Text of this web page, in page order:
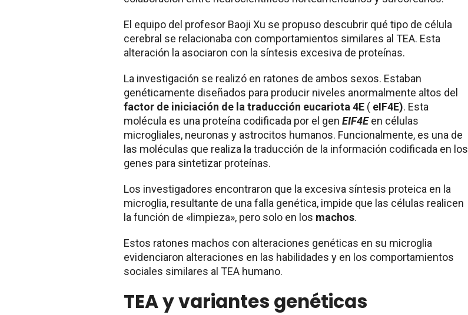
El equipo del profesor Baoji Xu se propuso descubrir qué tipo de célula
cerebral se relacionaba con comportamientos similares al TEA. Esta
alteración la asociaron con la síntesis excesiva de proteínas.
La investigación se realizó en ratones de ambos sexos. Estaban
genéticamente diseñados para producir niveles anormalmente altos del
factor de iniciación de la traducción eucariota 4E ( eIF4E). Esta
molécula es una proteína codificada por el gen EIF4Een células
microgliales, neuronas y astrocitos humanos. Funcionalmente, es una de
las moléculas que realiza la traducción de la información codificada en los
genes para sintetizar proteínas.
Los investigadores encontraron que la excesiva síntesis proteica en la
microglia, resultante de una falla genética, impide que las células realicen
la función de «limpieza», pero solo en los machos.
Estos ratones machos con alteraciones genéticas en su microglia
evidenciaron alteraciones en las habilidades y en los comportamientos
sociales similares al TEA humano.
TEA y variantes genéticas